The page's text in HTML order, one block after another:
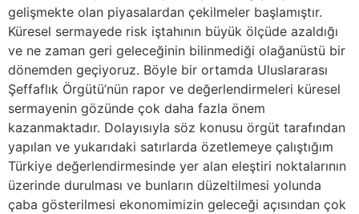
gelişmekte olan piyasalardan çekilmeler başlamıştır.
Küresel sermayede risk iştahının büyük ölçüde azaldığı
ve ne zaman geri geleceğinin bilinmediği olağanüstü bir
dönemden geçiyoruz. Böyle bir ortamda Uluslararası
Şeffaflık Örgütü’nün rapor ve değerlendirmeleri küresel
sermayenin gözünde çok daha fazla önem
kazanmaktadır. Dolayısıyla söz konusu örgüt tarafından
yapılan ve yukarıdaki satırlarda özetlemeye çalıştığım
Türkiye değerlendirmesinde yer alan eleştiri noktalarının
üzerinde durulması ve bunların düzeltilmesi yolunda
çaba gösterilmesi ekonomimizin geleceği açısından çok